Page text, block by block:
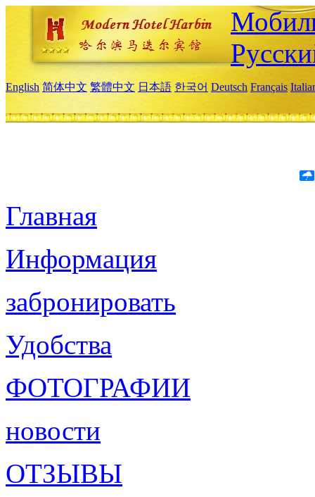
English 简体中文 繁體中文 日本語 한국어 Deutsch Français
Главная
Информация
забронировать
Удобства
ФОТОГРАФИИ
новости
ОТЗЫВЫ